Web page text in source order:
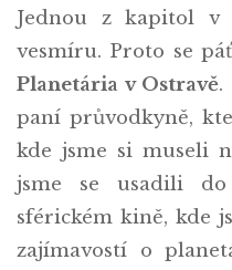
Jednou z kapitol v
vesmíru. Proto se
Planetária v Ostravě.
paní průvodkyně,
kde jsme si museli
jsme se usadili
sférickém kině, kde
zajímavostí o